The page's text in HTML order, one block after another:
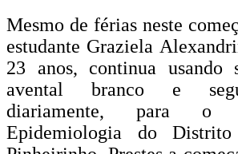
Mesmo de férias neste
estudante Graziela
23 anos, continua usando
avental branco e
diariamente, para o
Epidemiologia do